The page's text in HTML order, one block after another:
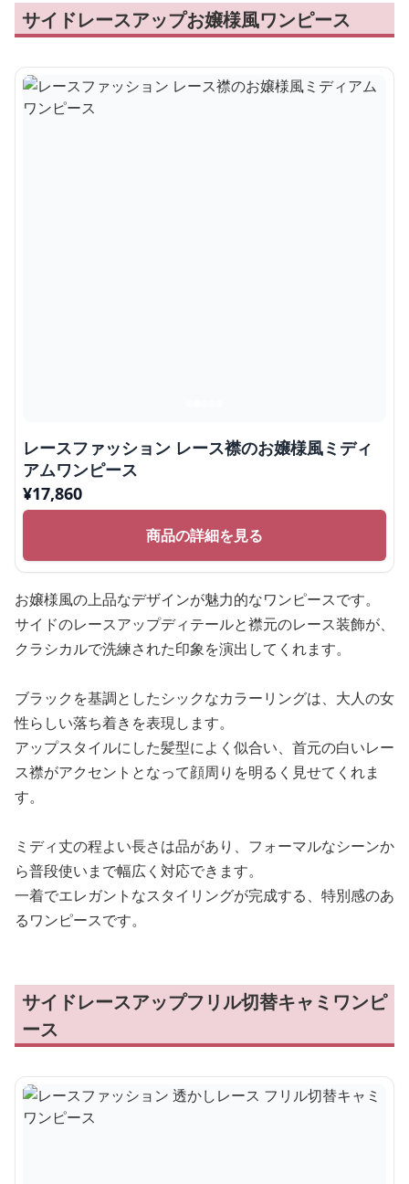
サイドレースアップお嬢様風ワンピース
レースファッション レース襟のお嬢様風ミディ
アムワンピース
¥17,860
商品の詳細を見る
お嬢様風の上品なデザインが魅力的なワンピースです。
サイドのレースアップディテールと襟元のレース装飾が、
クラシカルで洗練された印象を演出してくれます。
ブラックを基調としたシックなカラーリングは、大人の女
性らしい落ち着きを表現します。
アップスタイルにした髪型によく似合い、首元の白いレー
ス襟がアクセントとなって顔周りを明るく見せてくれま
す。
ミディ丈の程よい長さは品があり、フォーマルなシーンか
ら普段使いまで幅広く対応できます。
一着でエレガントなスタイリングが完成する、特別感のあ
るワンピースです。
サイドレースアップフリル切替キャミワンピ
ース